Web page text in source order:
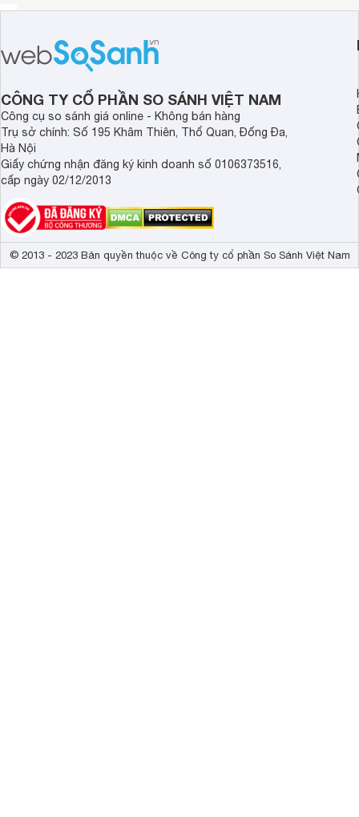
CÔNG TY CỔ PHẦN SO SÁNH VIỆT NAM
Công cụ so sánh giá online - Không bán hàng
Trụ sở chính: Số 195 Khâm Thiên, Thổ Quan, Đống Đa,
Hà Nội
Giấy chứng nhận đăng ký kinh doanh số 0106373516,
cấp ngày 02/12/2013
© 2013 - 2023 Bản quyền thuộc về Công ty cổ phần So Sánh Việt Nam